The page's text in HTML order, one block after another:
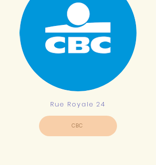
Rue Royale 24
CBC